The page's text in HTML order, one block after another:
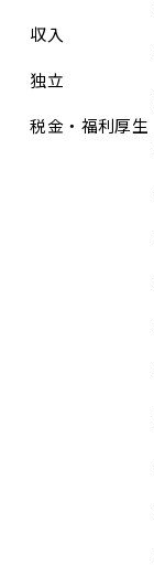
収入
独立
税金・福利厚生